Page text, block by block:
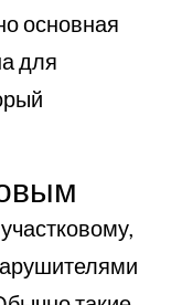
основная
для